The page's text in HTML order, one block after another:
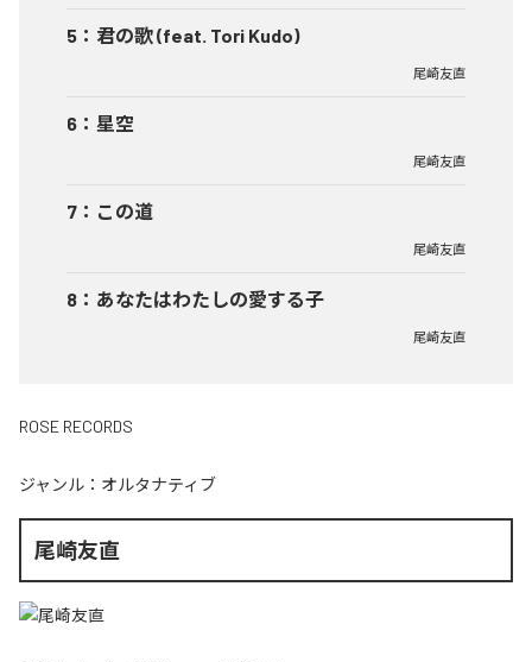
5 ： 君の歌 (feat. Tori Kudo)
尾崎友直
6 ： 星空
尾崎友直
7 ： この道
尾崎友直
8 ： あなたはわたしの愛する子
尾崎友直
ROSE RECORDS
ジャンル： オルタナティブ
尾崎友直